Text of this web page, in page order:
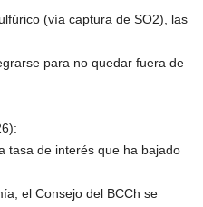
(vía captura de SO2), las
para no quedar fuera de
tasa de interés que ha bajado
el Consejo del BCCh se